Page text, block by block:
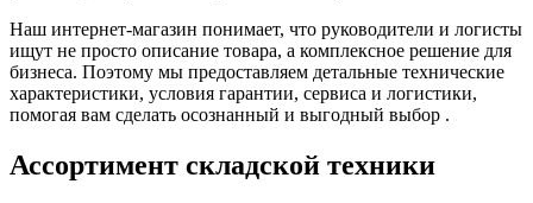
Наш интернет-магазин понимает, что руководители и логисты
ищут не просто описание товара, а комплексное решение для
бизнеса. Поэтому мы предоставляем детальные технические
характеристики, условия гарантии, сервиса и логистики,
помогая вам сделать осознанный и выгодный выбор .
Ассортимент складской техники